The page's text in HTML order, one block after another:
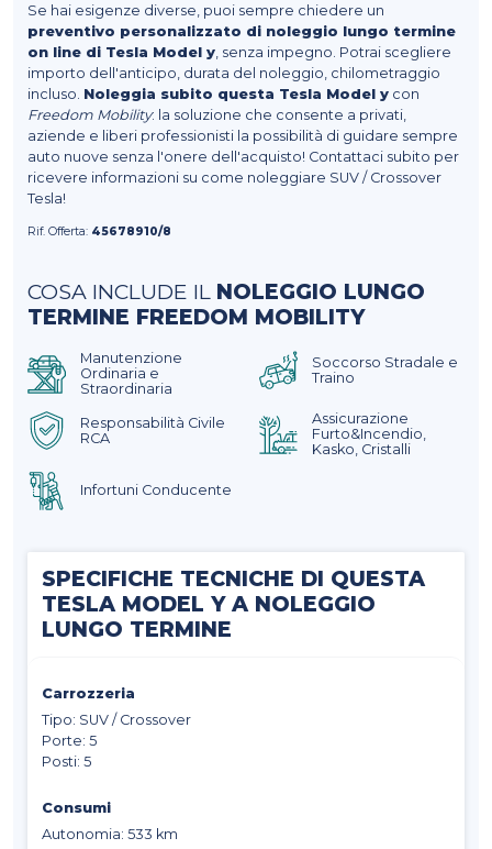
Se hai esigenze diverse, puoi sempre chiedere un
preventivo personalizzato di noleggio lungo termine
on line di Tesla Model y, senza impegno. Potrai scegliere
importo dell'anticipo, durata del noleggio, chilometraggio
incluso. Noleggia subito questa Tesla Model ycon
Freedom Mobility: la soluzione che consente a privati,
aziende e liberi professionisti la possibilità di guidare sempre
auto nuove senza l'onere dell'acquisto! Contattaci subito per
ricevere informazioni su come noleggiare SUV / Crossover
Tesla!
Rif. Offerta: 45678910/8
COSA INCLUDE IL NOLEGGIO LUNGO
TERMINE FREEDOM MOBILITY
Manutenzione
Ordinaria e
Straordinaria
Soccorso Stradale e
Traino
Responsabilità Civile
RCA
Assicurazione
Furto&Incendio,
Kasko, Cristalli
Infortuni Conducente
SPECIFICHE TECNICHE DI QUESTA
TESLA MODEL Y A NOLEGGIO
LUNGO TERMINE
Carrozzeria
Tipo: SUV / Crossover
Porte: 5
Posti: 5
Consumi
Autonomia: 533 km